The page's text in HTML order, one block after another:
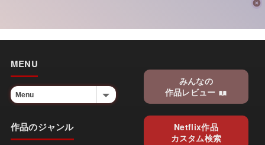
MENU
作品のジャンル
みんなの
作品レビュー
Netflix作品
カスタム検索